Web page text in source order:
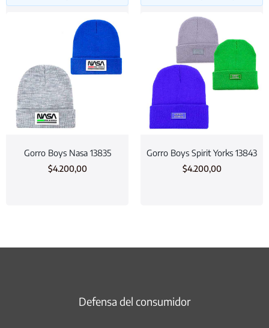
Gorro Boys Nasa 13835
$4.200,00
Gorro Boys Spirit Yorks 13843
$4.200,00
Defensa del consumidor